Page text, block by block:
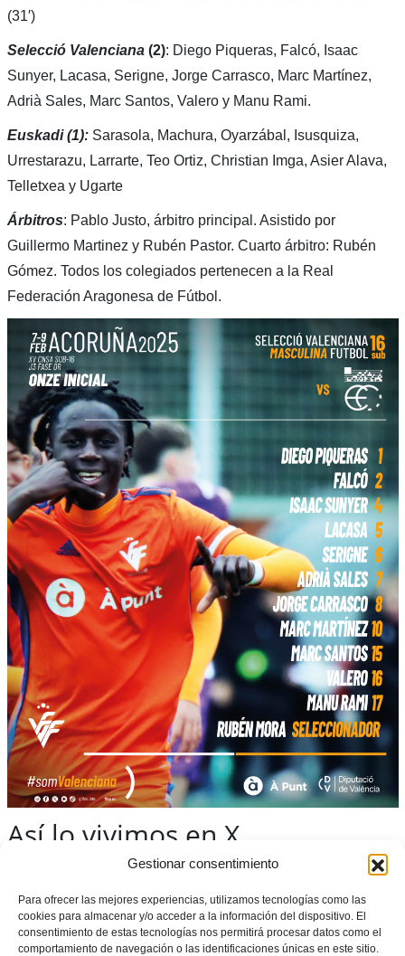
Gestionar consentimiento
Para ofrecer las mejores experiencias, utilizamos tecnologías como las
cookies para almacenar y/o acceder a la información del dispositivo. El
consentimiento de estas tecnologías nos permitirá procesar datos como el
comportamiento de navegación o las identificaciones únicas en este sitio.
(31′)
Selecció Valenciana (2): Diego Piqueras, Falcó, Isaac
Sunyer, Lacasa, Serigne, Jorge Carrasco, Marc Martínez,
Adrià Sales, Marc Santos, Valero y Manu Rami.
Euskadi (1):Sarasola, Machura, Oyarzábal, Isusquiza,
Urrestarazu, Larrarte, Teo Ortiz, Christian Imga, Asier Alava,
Telletxea y Ugarte
Árbitros: Pablo Justo, árbitro principal. Asistido por
Guillermo Martinez y Rubén Pastor. Cuarto árbitro: Rubén
Gómez. Todos los colegiados pertenecen a la Real
Federación Aragonesa de Fútbol.
Así lo vivimos en X
HUI ÉS EL 𝙎𝙐𝙋𝙀𝙍𝘿𝙄𝙐𝙈𝙀𝙉𝙂𝙀 DE FUTBOL